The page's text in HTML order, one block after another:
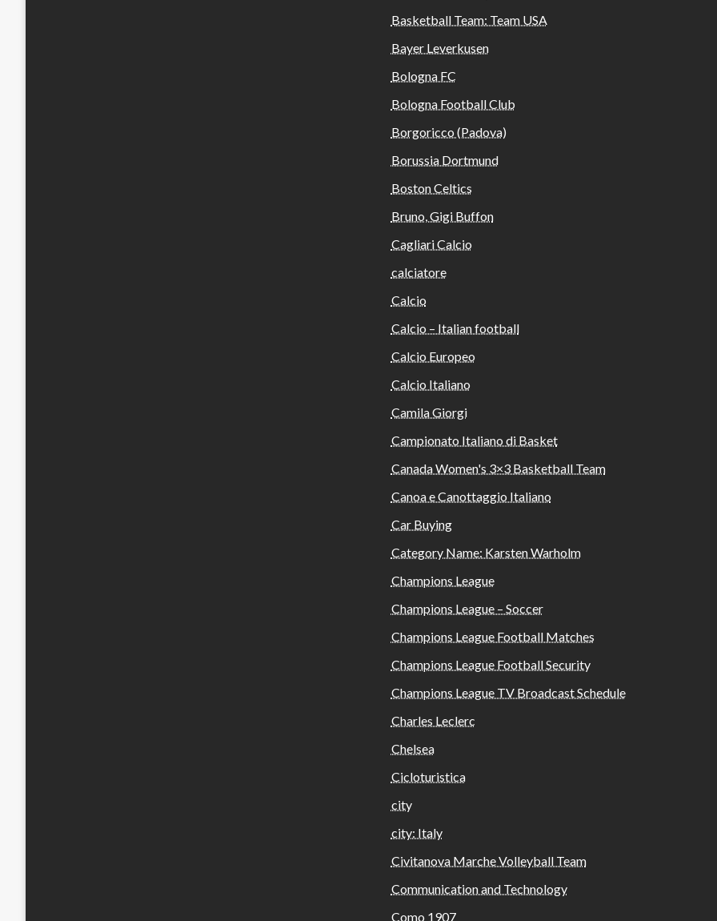
Basketball Team: Team USA
Bayer Leverkusen
Bologna FC
Bologna Football Club
Borgoricco (Padova)
Borussia Dortmund
Boston Celtics
Bruno, Gigi Buffon
Cagliari Calcio
calciatore
Calcio
Calcio – Italian football
Calcio Europeo
Calcio Italiano
Camila Giorgi
Campionato Italiano di Basket
Canada Women's 3×3 Basketball Team
Canoa e Canottaggio Italiano
Car Buying
Category Name: Karsten Warholm
Champions League
Champions League – Soccer
Champions League Football Matches
Champions League Football Security
Champions League TV Broadcast Schedule
Charles Leclerc
Chelsea
Cicloturistica
city
city: Italy
Civitanova Marche Volleyball Team
Communication and Technology
Como 1907